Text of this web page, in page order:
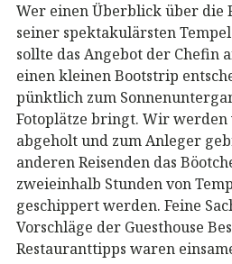
Wer einen Überblick über die
seiner spektakulärsten
sollte das Angebot der Chefin
einen kleinen Bootstrip
pünktlich zum
Fotoplätze bringt. Wir werden
abgeholt und zum Anleger
anderen Reisenden das
zweieinhalb Stunden von
geschippert werden. Feine
Vorschläge der Guesthouse
Restauranttipps waren